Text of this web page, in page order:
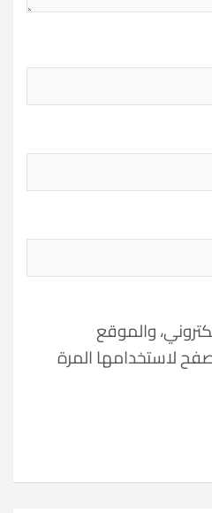
والموقع
لاستخدامها المرة